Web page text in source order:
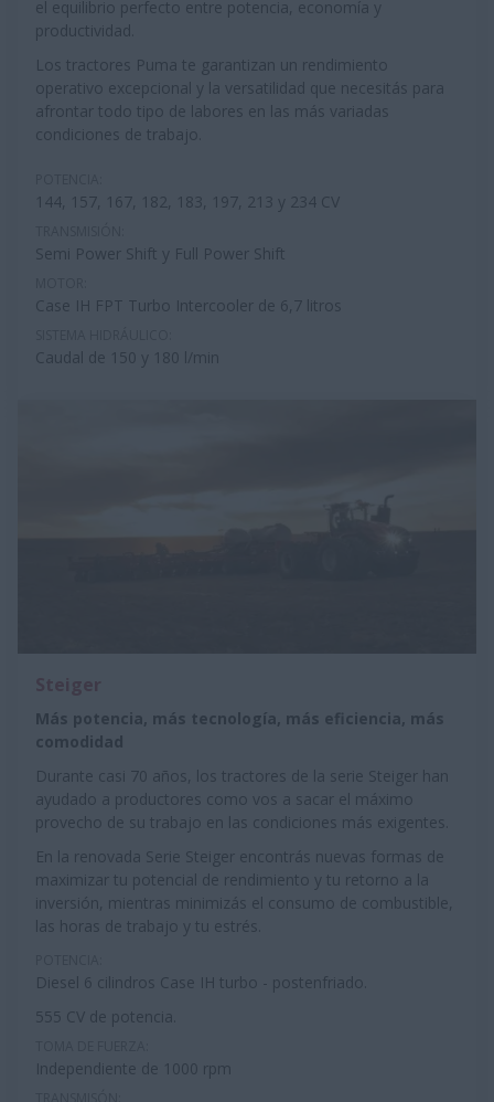
el equilibrio perfecto entre potencia, economía y
productividad.
Los tractores Puma te garantizan un rendimiento
operativo excepcional y la versatilidad que necesitás para
afrontar todo tipo de labores en las más variadas
condiciones de trabajo.
144, 157, 167, 182, 183, 197, 213 y 234 CV
Semi Power Shift y Full Power Shift
Case IH FPT Turbo Intercooler de 6,7 litros
Caudal de 150 y 180 l/min
Más potencia, más tecnología, más eficiencia, más
comodidad
Durante casi 70 años, los tractores de la serie Steiger han
ayudado a productores como vos a sacar el máximo
provecho de su trabajo en las condiciones más exigentes.
En la renovada Serie Steiger encontrás nuevas formas de
maximizar tu potencial de rendimiento y tu retorno a la
inversión, mientras minimizás el consumo de combustible,
las horas de trabajo y tu estrés.
Diesel 6 cilindros Case IH turbo - postenfriado.
555 CV de potencia.
Independiente de 1000 rpm